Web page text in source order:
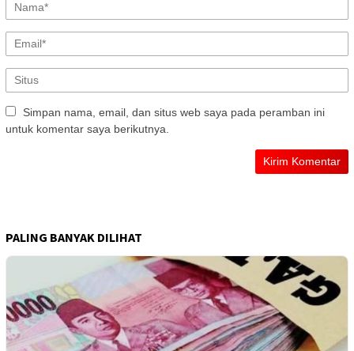
Simpan nama, email, dan situs web saya pada peramban ini
untuk komentar saya berikutnya.
PALING BANYAK DILIHAT